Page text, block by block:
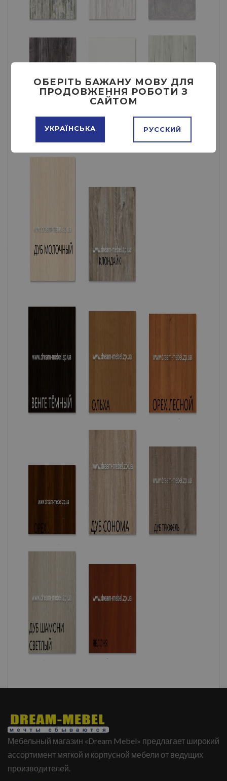
Мебельный магазин «Dream Mebel» предлагает широкий
ассортимент мягкой и корпусной мебели от ведущих
производителей.
ОБЕРІТЬ БАЖАНУ МОВУ ДЛЯ
ПРОДОВЖЕННЯ РОБОТИ З
САЙТОМ
УКРАЇНСЬКА РУССКИЙ